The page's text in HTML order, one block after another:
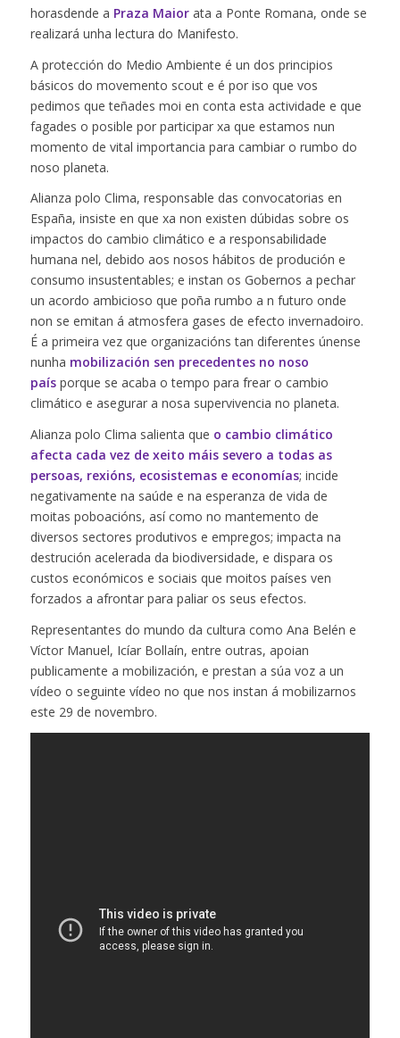
horasdende a Praza Maiorata a Ponte Romana, onde se
realizará unha lectura do Manifesto.
A protección do Medio Ambiente é un dos principios
básicos do movemento scout e é por iso que vos
pedimos que teñades moi en conta esta actividade e que
fagades o posible por participar xa que estamos nun
momento de vital importancia para cambiar o rumbo do
noso planeta.
Alianza polo Clima, responsable das convocatorias en
España, insiste en que xa non existen dúbidas sobre os
impactos do cambio climático e a responsabilidade
humana nel, debido aos nosos hábitos de produción e
consumo insustentables; e instan os Gobernos a pechar
un acordo ambicioso que poña rumbo a n futuro onde
non se emitan á atmosfera gases de efecto invernadoiro.
É a primeira vez que organizacións tan diferentes únense
nunha mobilización sen precedentes no noso
país porque se acaba o tempo para frear o cambio
climático e asegurar a nosa supervivencia no planeta.
Alianza polo Clima salienta que o cambio climático
afecta cada vez de xeito máis severo a todas as
persoas, rexións, ecosistemas e economías; incide
negativamente na saúde e na esperanza de vida de
moitas poboacións, así como no mantemento de
diversos sectores produtivos e empregos; impacta na
destrución acelerada da biodiversidade, e dispara os
custos económicos e sociais que moitos países ven
forzados a afrontar para paliar os seus efectos.
Representantes do mundo da cultura como Ana Belén e
Víctor Manuel, Icíar Bollaín, entre outras, apoian
publicamente a mobilización, e prestan a súa voz a un
vídeo o seguinte vídeo no que nos instan á mobilizarnos
este 29 de novembro.